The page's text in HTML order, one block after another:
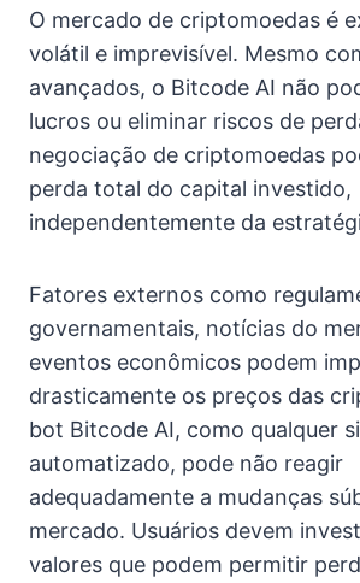
O mercado de criptomoedas é
volátil e imprevisível. Mesmo
avançados, o Bitcode AI não
lucros ou eliminar riscos de
negociação de criptomoedas
perda total do capital investido,
independentemente da
Fatores externos como
governamentais, notícias do
eventos econômicos podem
drasticamente os preços das
bot Bitcode AI, como qualquer
automatizado, pode não reagir
adequadamente a mudanças
mercado. Usuários devem
valores que podem permitir